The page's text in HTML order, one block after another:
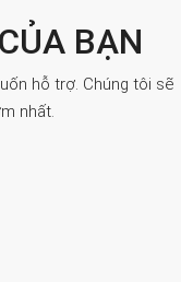
BẠN
hỗ trợ. Chúng tôi sẽ
nhất.